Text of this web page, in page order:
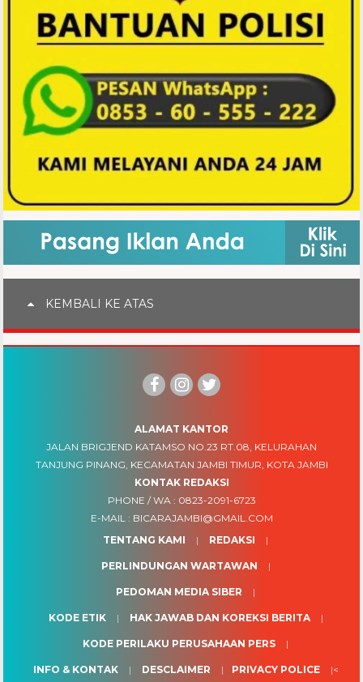
KEMBALI KE ATAS
ALAMAT KANTOR
JALAN BRIGJEND KATAMSO NO.23 RT.08, KELURAHAN
TANJUNG PINANG, KECAMATAN JAMBI TIMUR, KOTA JAMBI
KONTAK REDAKSI
PHONE / WA : 0823-2091-6723
E-MAIL : BICARAJAMBI@GMAIL.COM
TENTANG KAMI
REDAKSI
PERLINDUNGAN WARTAWAN
PEDOMAN MEDIA SIBER
KODE ETIK HAK JAWAB DAN KOREKSI BERITA
KODE PERILAKU PERUSAHAAN PERS
INFO & KONTAK DESCLAIMER PRIVACY POLICE <